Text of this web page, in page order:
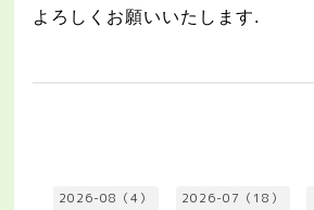
よろしくお願いいたします.
2026-08（4） 2026-07（18）